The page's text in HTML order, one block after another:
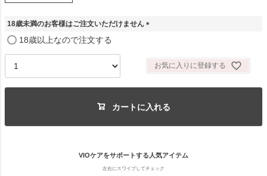
18歳未満のお客様はご注文いただけません
18歳以上なので注文する
お気に入りに登録する
カートに入れる
VIOケアをサポートする人気アイテム
左右にスワイプしてチェック